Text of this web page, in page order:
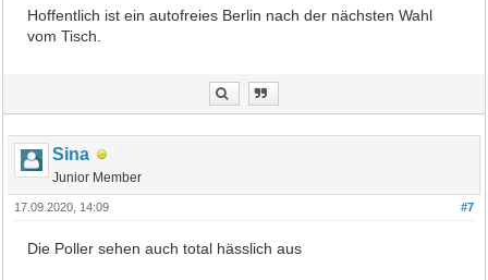
Hoffentlich ist ein autofreies Berlin nach der nächsten Wahl
vom Tisch.
Sina
Junior Member
#7
17.09.2020, 14:09
Die Poller sehen auch total hässlich aus